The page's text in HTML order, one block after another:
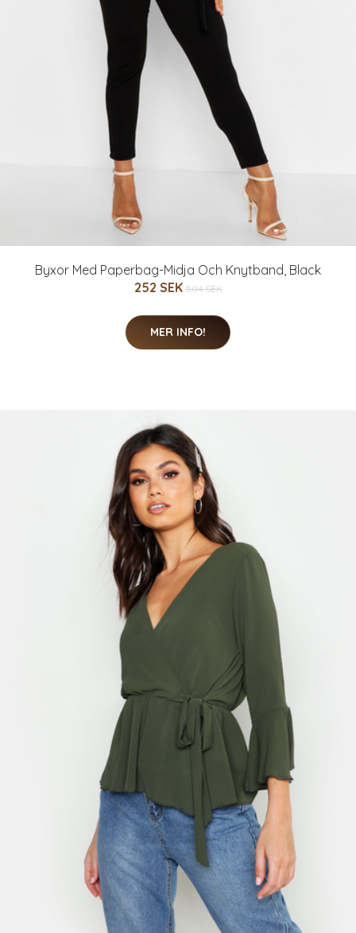
Byxor Med Paperbag-Midja Och Knytband, Black
252 SEK 504 SEK
MER INFO!